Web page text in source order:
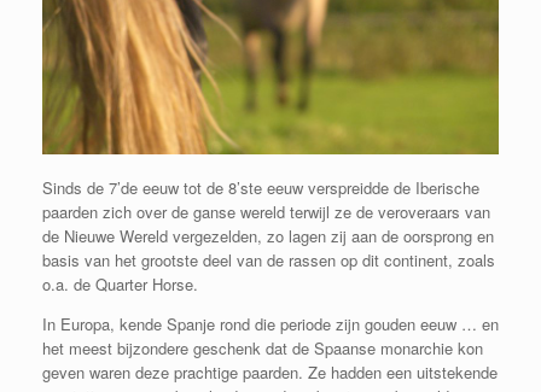
Sinds de 7’de eeuw tot de 8’ste eeuw verspreidde de Iberische
paarden zich over de ganse wereld terwijl ze de veroveraars van
de Nieuwe Wereld vergezelden, zo lagen zij aan de oorsprong en
basis van het grootste deel van de rassen op dit continent, zoals
o.a. de Quarter Horse.
In Europa, kende Spanje rond die periode zijn gouden eeuw … en
het meest bijzondere geschenk dat de Spaanse monarchie kon
geven waren deze prachtige paarden. Ze hadden een uitstekende